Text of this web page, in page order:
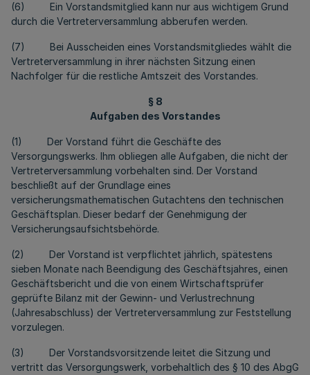
(6) Ein Vorstandsmitglied kann nur aus wichtigem Grund
durch die Vertreterversammlung abberufen werden.
(7) Bei Ausscheiden eines Vorstandsmitgliedes wählt die
Vertreterversammlung in ihrer nächsten Sitzung einen
Nachfolger für die restliche Amtszeit des Vorstandes.
§ 8
Aufgaben des Vorstandes
(1) Der Vorstand führt die Geschäfte des
Versorgungswerks. Ihm obliegen alle Aufgaben, die nicht der
Vertreterversammlung vorbehalten sind. Der Vorstand
beschließt auf der Grundlage eines
versicherungsmathematischen Gutachtens den technischen
Geschäftsplan. Dieser bedarf der Genehmigung der
Versicherungsaufsichtsbehörde.
(2) Der Vorstand ist verpflichtet jährlich, spätestens
sieben Monate nach Beendigung des Geschäftsjahres, einen
Geschäftsbericht und die von einem Wirtschaftsprüfer
geprüfte Bilanz mit der Gewinn- und Verlustrechnung
(Jahresabschluss) der Vertreterversammlung zur Feststellung
vorzulegen.
(3) Der Vorstandsvorsitzende leitet die Sitzung und
vertritt das Versorgungswerk, vorbehaltlich des § 10 des AbgG